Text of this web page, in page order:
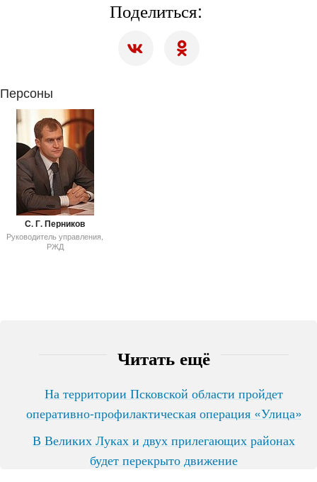
Поделиться:
Персоны
С. Г. Перников
Руководитель управления,
РЖД
Читать ещё
На территории Псковской области пройдет
оперативно-профилактическая операция «Улица»
В Великих Луках и двух прилегающих районах
будет перекрыто движение